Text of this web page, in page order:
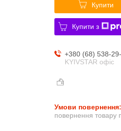
Купити
Купити з
+380 (68) 538-
KYIVSTAR офіс
повернення товару